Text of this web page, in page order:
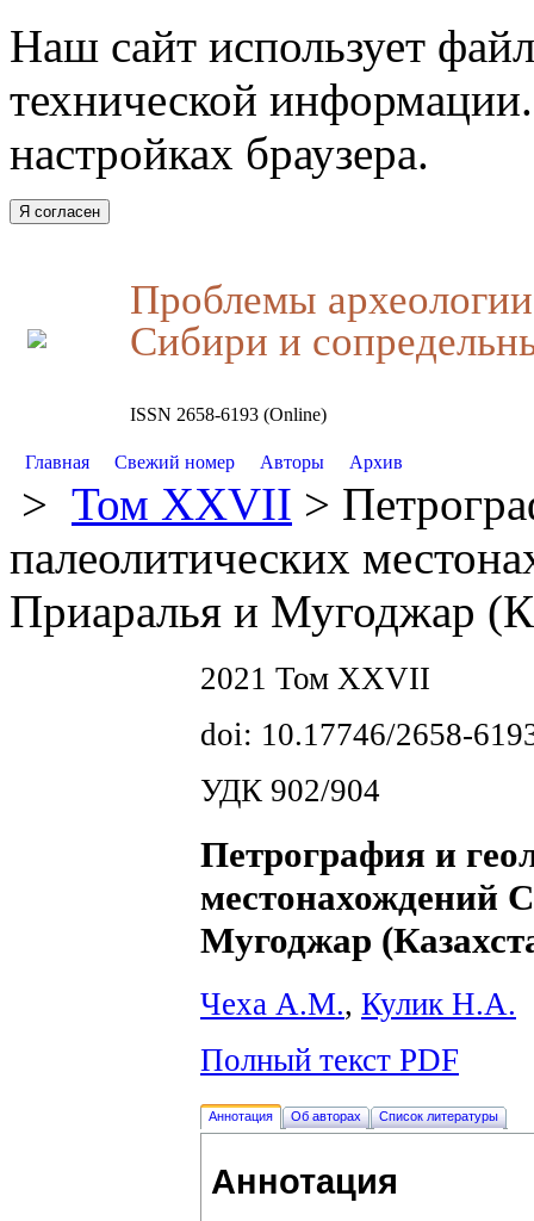
Наш сайт использует
технической
настройках браузера.
Я согласен
Проблемы
Сибири и
ISSN 2658-6193 (Online)
Главная Свежий номер Авторы Архив
> Том XXVII >
палеолитических
Приаралья и Мугоджар
2021 Том XXVII
doi: 10.17746/2658-
УДК 902/904
Петрография и
местонахождений
Мугоджар
Чеха А.М., Кулик Н.А.
Полный текст PDF
Аннотация Об авторах Список литературы
Аннотация